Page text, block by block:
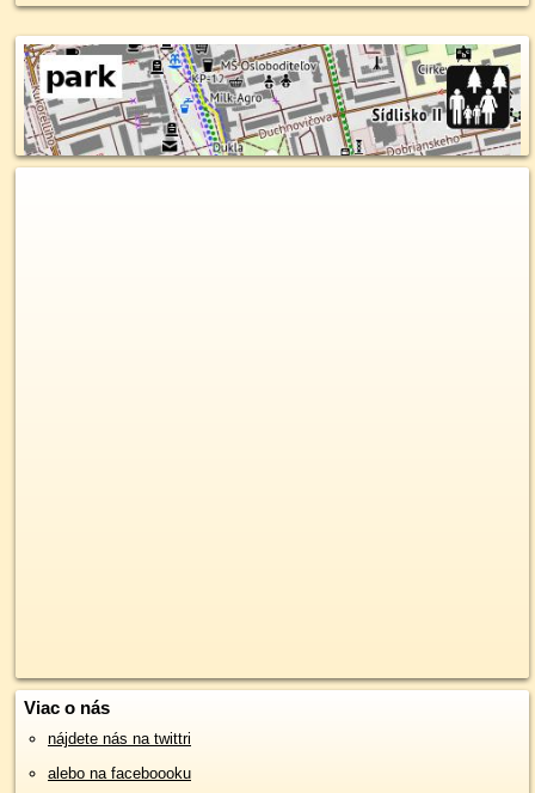
Viac o nás
nájdete nás na twittri
alebo na faceboooku